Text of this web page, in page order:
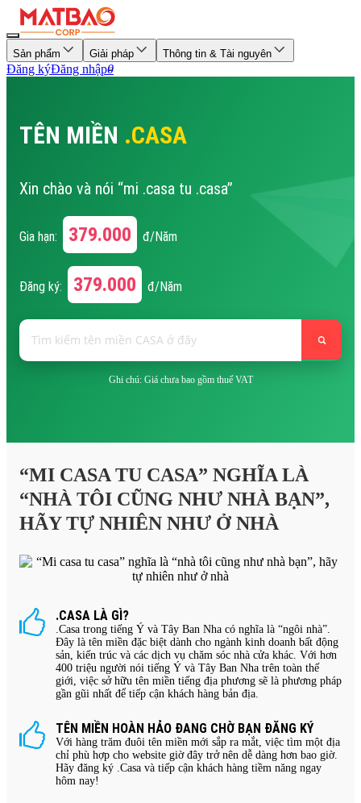
Sản phẩm Giải pháp Thông tin & Tài nguyên
Đăng kýĐăng nhập0
TÊN MIỀN .CASA
Xin chào và nói “mi .casa tu .casa”
Gia hạn: 379.000 đ/Năm
Đăng ký: 379.000 đ/Năm
Ghi chú: Giá chưa bao gồm thuế VAT
“MI CASA TU CASA” NGHĨA LÀ
“NHÀ TÔI CŨNG NHƯ NHÀ BẠN”,
HÃY TỰ NHIÊN NHƯ Ở NHÀ
.CASA LÀ GÌ?
.Casa trong tiếng Ý và Tây Ban Nha có nghĩa là “ngôi nhà”.
Đây là tên miền đặc biệt dành cho ngành kinh doanh bất động
sản, kiến trúc và các dịch vụ chăm sóc nhà cửa khác. Với hơn
400 triệu người nói tiếng Ý và Tây Ban Nha trên toàn thế
giới, việc sở hữu tên miền tiếng địa phương sẽ là phương pháp
gần gũi nhất để tiếp cận khách hàng bản địa.
TÊN MIỀN HOÀN HẢO ĐANG CHỜ BẠN ĐĂNG KÝ
Với hàng trăm đuôi tên miền mới sắp ra mắt, việc tìm một địa
chỉ phù hợp cho website giờ đây trở nên dễ dàng hơn bao giờ.
Hãy đăng ký .Casa và tiếp cận khách hàng tiềm năng ngay
hôm nay!